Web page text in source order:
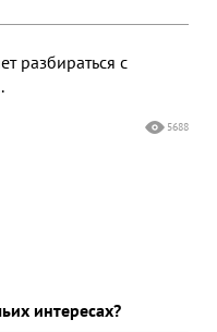
разбираться с
5688
интересах?